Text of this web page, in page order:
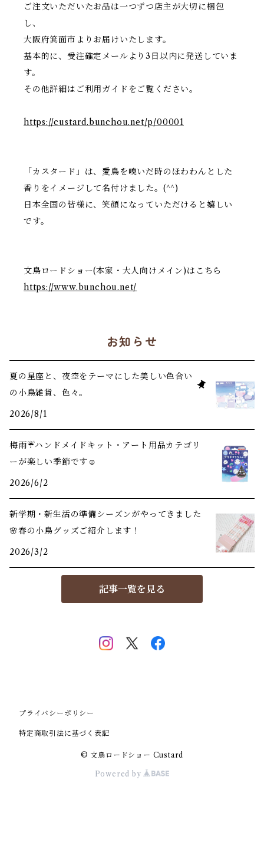
ご注文いただいたお品は一つずつ店主が大切に梱包
し、
大阪府箕面市よりお届けいたします。
基本的に、受注確定メールより3日以内に発送していま
す。
その他詳細はご利用ガイドをご覧ください。
https://custard.bunchou.net/p/00001
「カスタード」は、愛鳥を嗅いだ時のほわわんとした
香りをイメージして名付けました。(^^)
日本全国の皆様に、笑顔になっていただけると嬉しい
です。
文鳥ロードショー(本家・大人向けメイン)はこちら
https://www.bunchou.net/
お知らせ
夏の星座と、夜空をテーマにした美しい色合い
の小鳥雑貨、色々。
2026/8/1
梅雨☔️ハンドメイドキット・アート用品カテゴリ
ーが楽しい季節です☺️
2026/6/2
新学期・新生活の準備シーズンがやってきました
🌸春の小鳥グッズご紹介します！
2026/3/2
記事一覧を見る
プライバシーポリシー
特定商取引法に基づく表記
© 文鳥ロードショー Custard
Powered by